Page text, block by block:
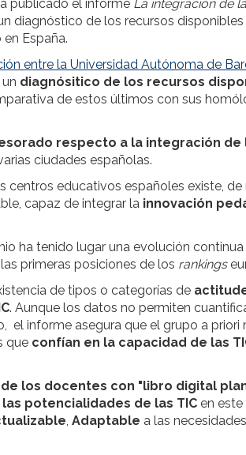
publicado el informe La integración de
diagnóstico de los recursos
España.
entre la Universidad Autónoma de
diagnósitico de los recursos
de estos últimos con sus
respecto a la integración de
ciudades españolas.
centros educativos españoles existe, de
capaz de integrar la innovación
ha tenido lugar una evolución
primeras posiciones de los rankings
de tipos o categorías de
. Aunque los datos no permiten
el informe asegura que el grupo a priori
que confían en la capacidad de las
los docentes con "libro digital
potencialidades de las TIC en
, Adaptable a las